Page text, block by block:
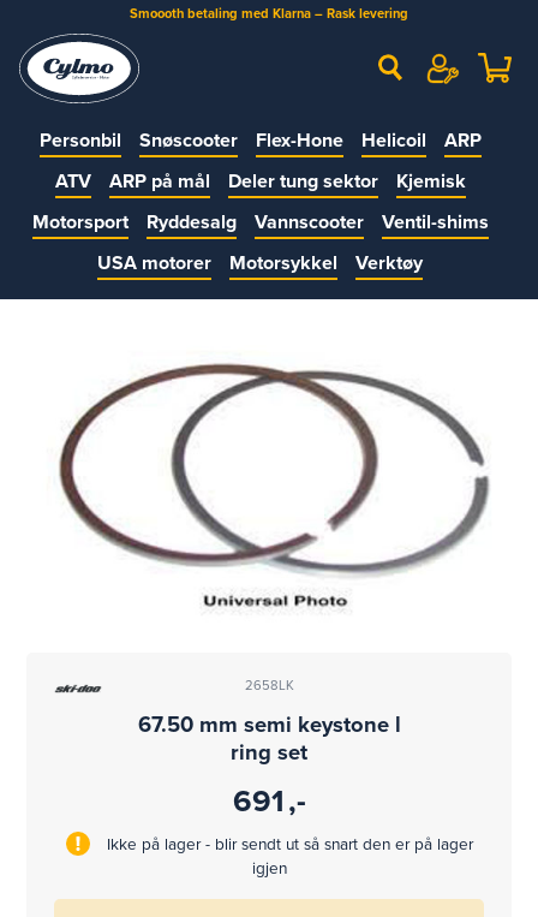
Smoooth betaling med Klarna – Rask levering
Personbil Snøscooter Flex-Hone Helicoil
ARP
ATV
ARP på mål Deler tung sektor
Kjemisk
Motorsport
Ryddesalg Vannscooter
Ventil-shims
USA motorer
Motorsykkel Verktøy
2658LK
67.50 mm semi keystone l
ring set
691,-
Ikke på lager - blir sendt ut så snart den er på lager
igjen